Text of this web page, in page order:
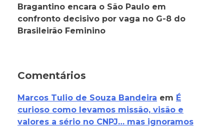
Bragantino encara o São Paulo em
confronto decisivo por vaga no G-8 do
Brasileirão Feminino
Comentários
Marcos Tulio de Souza Bandeira em É
curioso como levamos missão, visão e
valores a sério no CNPJ… mas ignoramos